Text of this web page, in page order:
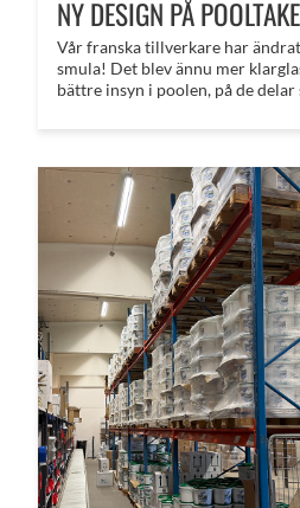
NY DESIGN PÅ
Vår franska tillverkare har
smula! Det blev ännu mer
bättre insyn i poolen, på de delar